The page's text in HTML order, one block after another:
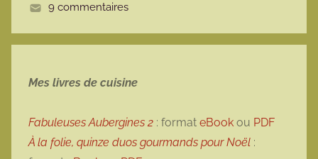
9 commentaires
Mes livres de cuisine
Fabuleuses Aubergines 2 : format eBook ou PDF
À la folie, quinze duos gourmands pour Noël :